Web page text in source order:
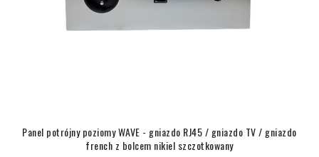
Panel potrójny poziomy WAVE - gniazdo RJ45 / gniazdo TV / gniazdo
french z bolcem nikiel szczotkowany